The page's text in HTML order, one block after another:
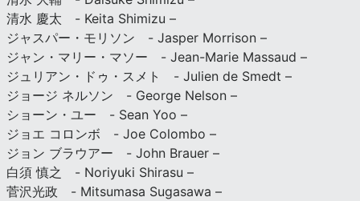
清水 慶太 - Keita Shimizu –
ジャスパー・モリソン - Jasper Morrison –
ジャン・マリー・マソー - Jean-Marie Massaud –
ジュリアン・ドゥ・スメト - Julien de Smedt –
ジョージ ネルソン - George Nelson –
ショーン・ユー - Sean Yoo –
ジョエ コロンボ - Joe Colombo –
ジョン ブラウアー - John Brauer –
白須 慎之 - Noriyuki Shirasu –
菅沢光政 - Mitsumasa Sugasawa –